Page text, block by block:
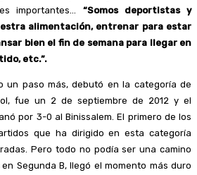
importantes… “Somos deportistas y
alimentación, entrenar para estar
bien el fin de semana para llegar en
etc.”.
un paso más, debutó en la categoría de
fue un 2 de septiembre de 2012 y el
por 3-0 al Binissalem. El primero de los
que ha dirigido en esta categoría
Pero todo no podía ser una camino
Segunda B, llegó el momento más duro